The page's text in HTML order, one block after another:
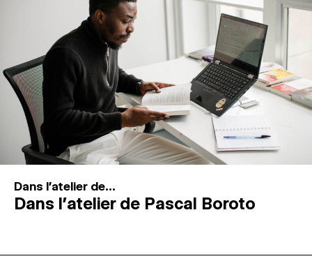
Dans l'atelier de...
Dans l’atelier de Pascal Boroto